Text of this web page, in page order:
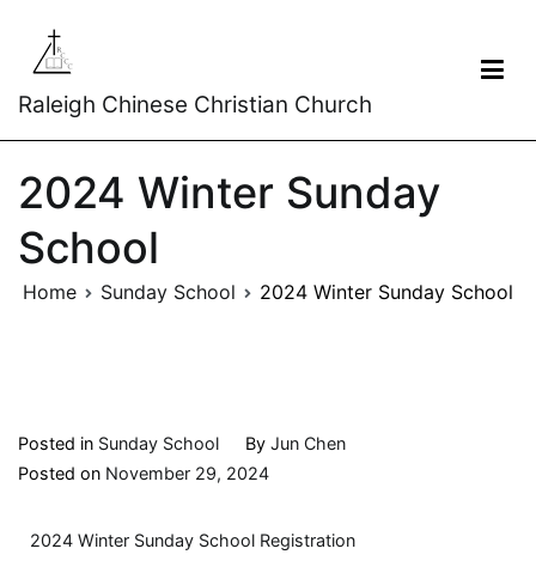
Raleigh Chinese Christian Church
2024 Winter Sunday
School
Home Sunday School 2024 Winter Sunday School
Posted in Sunday School By Jun Chen
Posted on November 29, 2024
2024 Winter Sunday School Registration